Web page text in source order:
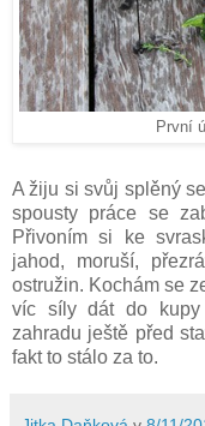
První
A žiju si svůj splěný
spousty práce se
Přivoním si ke
jahod, moruší,
ostružin. Kochám se
víc síly dát do kupy
zahradu ještě před
fakt to stálo za to.